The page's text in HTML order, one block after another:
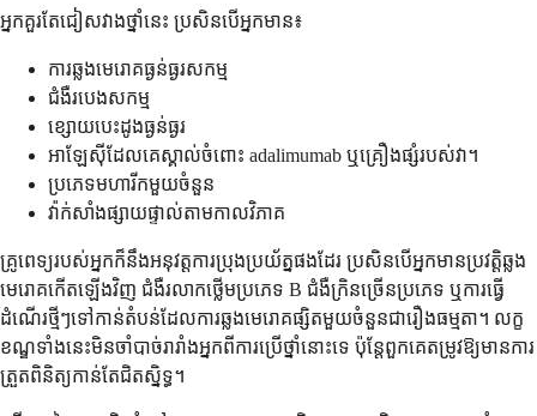
អ្នកគួរតែជៀសវាងថ្នាំនេះ ប្រសិនបើអ្នកមាន៖
ការឆ្លងមេរោគធ្ងន់ធ្ងរសកម្ម
ជំងឺរបេងសកម្ម
ខ្សោយបេះដូងធ្ងន់ធ្ងរ
អាឡែស៊ីដែលគេស្គាល់ចំពោះ adalimumab ឬគ្រឿងផ្សំរបស់វា។
ប្រភេទមហារីកមួយចំនួន
វ៉ាក់សាំងផ្សាយផ្ទាល់តាមកាលវិភាគ
គ្រូពេទ្យរបស់អ្នកក៏នឹងអនុវត្តការប្រុងប្រយ័ត្នផងដែរ ប្រសិនបើអ្នកមានប្រវត្តិឆ្លង
មេរោគកើតឡើងវិញ ជំងឺរលាកថ្លើមប្រភេទ B ជំងឺក្រិនច្រើនប្រភេទ ឬការធ្វើ
ដំណើរថ្មីៗទៅកាន់តំបន់ដែលការឆ្លងមេរោគផ្សិតមួយចំនួនជារឿងធម្មតា។ លក្ខ
ខណ្ឌទាំងនេះមិនចាំបាច់រារាំងអ្នកពីការប្រើថ្នាំនោះទេ ប៉ុន្តែពួកគេតម្រូវឱ្យមានការ
ត្រួតពិនិត្យកាន់តែជិតស្និទ្ធ។